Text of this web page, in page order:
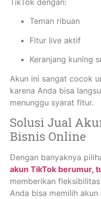
Teman ribuan
Fitur live aktif
Keranjang kuning
Akun ini sangat cocok
karena Anda bisa
menunggu syarat fitur.
Solusi Jual
Bisnis Online
Dengan banyaknya
akun TikTok berumur,
memberikan
Anda bisa memilih